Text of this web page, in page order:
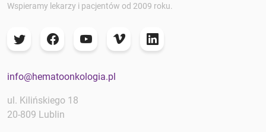
Wspieramy lekarzy i pacjentów od 2009 roku.
info@hematoonkologia.pl
ul. Kilińskiego 18
20-809 Lublin